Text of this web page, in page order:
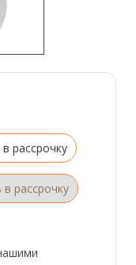
рассрочку
в рассрочку